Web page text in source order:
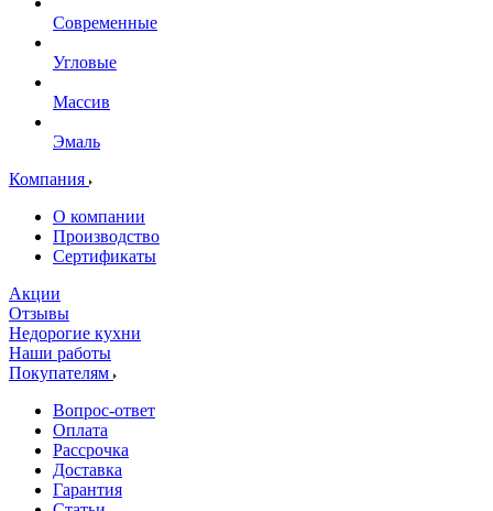
Современные
Угловые
Массив
Эмаль
Компания
О компании
Производство
Сертификаты
Акции
Отзывы
Недорогие кухни
Наши работы
Покупателям
Вопрос-ответ
Оплата
Рассрочка
Доставка
Гарантия